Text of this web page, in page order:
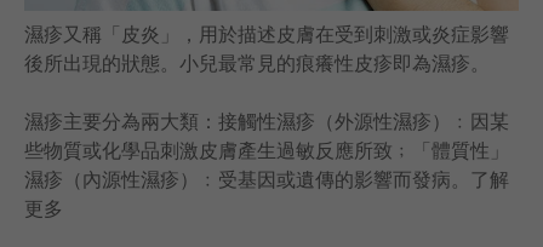
濕疹又稱「皮炎」，用於描述皮膚在受到刺激或炎症影響
後所出現的狀態。小兒最常見的痕癢性皮疹即為濕疹。
濕疹主要分為兩大類：接觸性濕疹（外源性濕疹）﹕因某
些物質或化學品刺激皮膚產生過敏反應所致﹔「體質性」
濕疹（內源性濕疹）﹕受基因或遺傳的影響而發病。 了解
更多